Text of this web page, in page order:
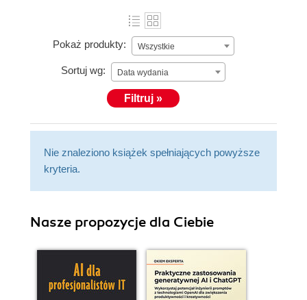
Pokaż produkty: Wszystkie
Sortuj wg: Data wydania
Filtruj »
Nie znaleziono książek spełniających powyższe
kryteria.
Nasze propozycje dla Ciebie